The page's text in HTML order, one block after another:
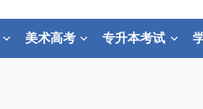
美术高考 专升本考试